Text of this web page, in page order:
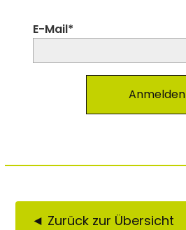
E-Mail*
Anmelden
◄ Zurück zur Übersicht